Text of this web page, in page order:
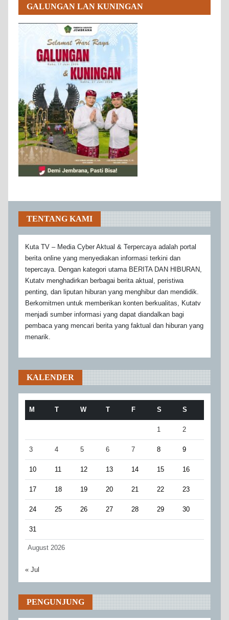
GALUNGAN LAN KUNINGAN
TENTANG KAMI
Kuta TV – Media Cyber Aktual & Terpercaya adalah portal
berita online yang menyediakan informasi terkini dan
tepercaya. Dengan kategori utama BERITA DAN HIBURAN,
Kutatv menghadirkan berbagai berita aktual, peristiwa
penting, dan liputan hiburan yang menghibur dan mendidik.
Berkomitmen untuk memberikan konten berkualitas, Kutatv
menjadi sumber informasi yang dapat diandalkan bagi
pembaca yang mencari berita yang faktual dan hiburan yang
menarik.
KALENDER
August 2026
M T W T F S S
1 2
3 4 5 6 7 8 9
10 11 12 13 14 15 16
17 18 19 20 21 22 23
24 25 26 27 28 29 30
31
« Jul
PENGUNJUNG